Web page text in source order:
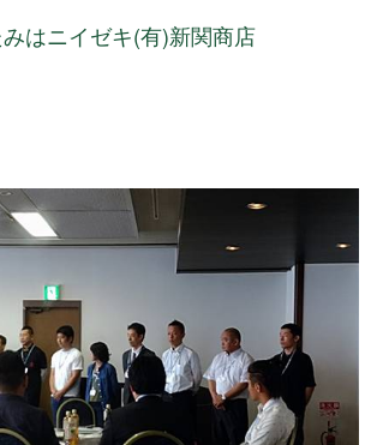
はニイゼキ(有)新関商店